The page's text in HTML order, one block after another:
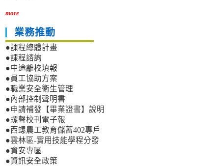
more
業務推動
●課程總體計畫
●課程諮詢
●中途離校填報
●員工協助方案
●職業安全衛生管理
●內部控制聲明書
●申請補發【畢業證書】說明
●螺聲校刊電子報
●西螺農工教育儲蓄402專戶
●雲林區-實用技能學程分發
●資安專區
●資訊安全政策